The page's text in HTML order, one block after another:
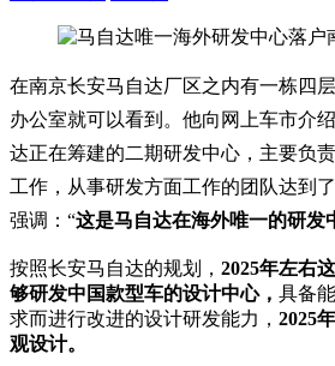
在南京长安马自达厂区之内有一栋四
办公室就可以看到。他向网上车市介
达正在筹建的二期研发中心，主要负
工作，从事研发方面工作的团队达到
强调：“这是马自达在海外唯一的研发
按照长安马自达的规划， 2025年左右
够研发中国款型车的设计中心， 具备
求而进行改进的设计研发能力， 2025
观设计。